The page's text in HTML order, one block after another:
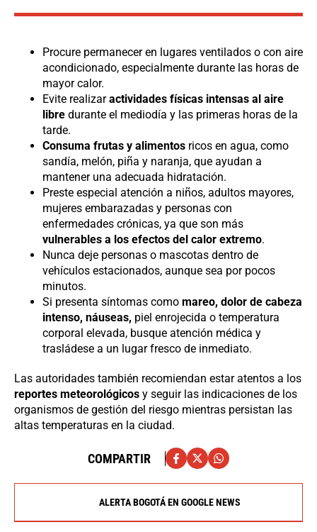
Procure permanecer en lugares ventilados o con aire
acondicionado, especialmente durante las horas de
mayor calor.
Evite realizaractividades físicas intensas al aire
libre durante el mediodía y las primeras horas de la
tarde.
Consuma frutas y alimentos ricos en agua, como
sandía, melón, piña y naranja, que ayudan a
mantener una adecuada hidratación.
Preste especial atención a niños, adultos mayores,
mujeres embarazadas y personas con
enfermedades crónicas, ya que son más
vulnerables a los efectos del calor extremo.
Nunca deje personas o mascotas dentro de
vehículos estacionados, aunque sea por pocos
minutos.
Si presenta síntomas como mareo, dolor de cabeza
intenso, náuseas, piel enrojecida o temperatura
corporal elevada, busque atención médica y
trasládese a un lugar fresco de inmediato.
Las autoridades también recomiendan estar atentos a los
reportes meteorológicos y seguir las indicaciones de los
organismos de gestión del riesgo mientras persistan las
altas temperaturas en la ciudad.
COMPARTIR
ALERTA BOGOTÁ EN GOOGLE NEWS